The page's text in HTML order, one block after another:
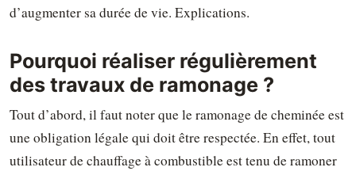
d’augmenter sa durée de vie. Explications.
Pourquoi réaliser régulièrement
des travaux de ramonage ?
Tout d’abord, il faut noter que le ramonage de cheminée est
une obligation légale qui doit être respectée. En effet, tout
utilisateur de chauffage à combustible est tenu de ramoner